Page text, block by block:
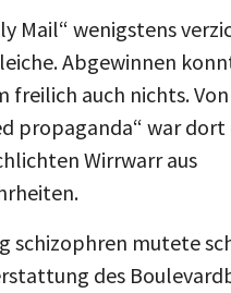
Mail“ wenigstens
Abgewinnen
freilich auch nichts.
propaganda“ war dort
Wirrwarr aus
schizophren mutete
des